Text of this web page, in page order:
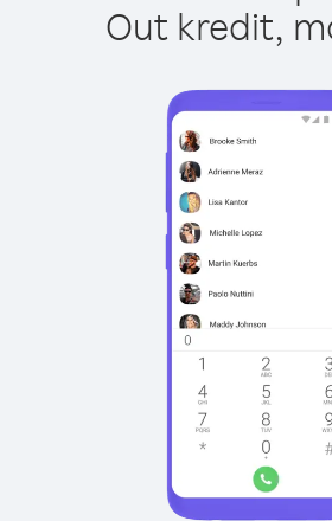
Out kredit,